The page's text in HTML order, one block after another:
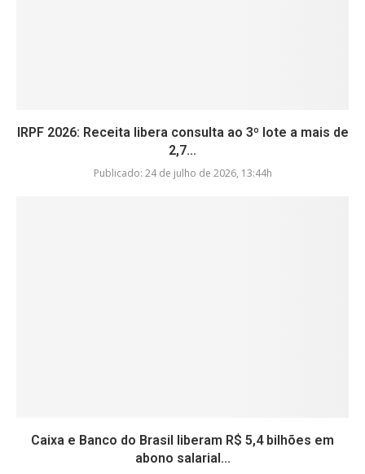
IRPF 2026: Receita libera consulta ao 3º lote a mais de
2,7...
Publicado: 24 de julho de 2026, 13:44h
Caixa e Banco do Brasil liberam R$ 5,4 bilhões em
abono salarial...